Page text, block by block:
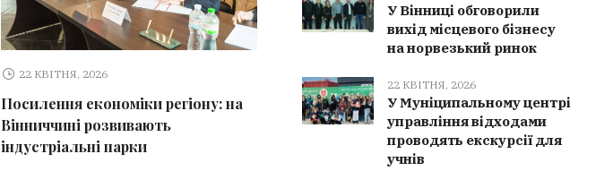
22 КВІТНЯ, 2026
Посилення економіки регіону: на
Вінниччині розвивають
індустріальні парки
У Вінниці з травня
вакцинуватимуть домашніх тварин
На
У Вінниці обговорили
вихід місцевого бізнесу
на норвезький ринок
22 КВІТНЯ, 2026
У Муніципальному центрі
управління відходами
проводять екскурсії для
учнів